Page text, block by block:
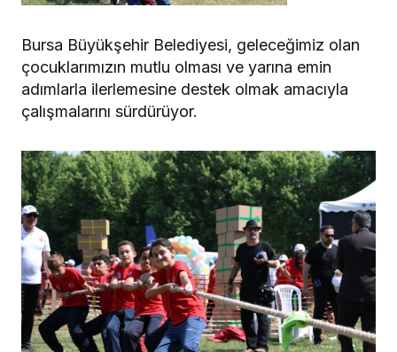
Bursa Büyükşehir Belediyesi, geleceğimiz olan
çocuklarımızın mutlu olması ve yarına emin
adımlarla ilerlemesine destek olmak amacıyla
çalışmalarını sürdürüyor.